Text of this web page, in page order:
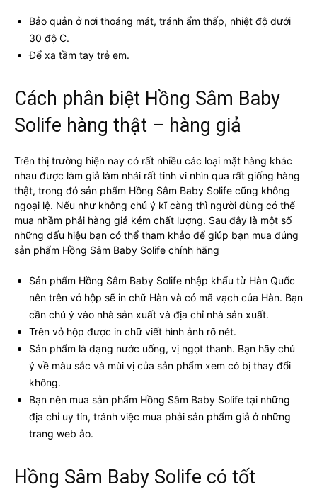
Bảo quản ở nơi thoáng mát, tránh ẩm thấp, nhiệt độ dưới
30 độ C.
Để xa tầm tay trẻ em.
Cách phân biệt Hồng Sâm Baby
Solife hàng thật – hàng giả
Trên thị trường hiện nay có rất nhiều các loại mặt hàng khác
nhau được làm giả làm nhái rất tinh vi nhìn qua rất giống hàng
thật, trong đó sản phẩm Hồng Sâm Baby Solife cũng không
ngoại lệ. Nếu như không chú ý kĩ càng thì người dùng có thể
mua nhầm phải hàng giả kém chất lượng. Sau đây là một số
những dấu hiệu bạn có thể tham khảo để giúp bạn mua đúng
sản phẩm Hồng Sâm Baby Solife chính hãng
Sản phẩm Hồng Sâm Baby Solife nhập khẩu từ Hàn Quốc
nên trên vỏ hộp sẽ in chữ Hàn và có mã vạch của Hàn. Bạn
cần chú ý vào nhà sản xuất và địa chỉ nhà sản xuất.
Trên vỏ hộp được in chữ viết hình ảnh rõ nét.
Sản phẩm là dạng nước uống, vị ngọt thanh. Bạn hãy chú
ý về màu sắc và mùi vị của sản phẩm xem có bị thay đổi
không.
Bạn nên mua sản phẩm Hồng Sâm Baby Solife tại những
địa chỉ uy tín, tránh việc mua phải sản phẩm giả ở những
trang web ảo.
Hồng Sâm Baby Solife có tốt